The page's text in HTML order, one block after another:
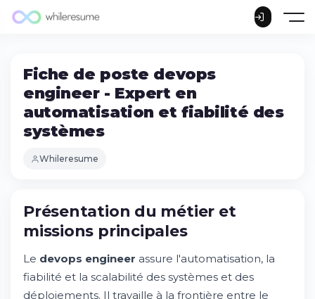
Fiche de poste devops
engineer - Expert en
automatisation et fiabilité des
systèmes
Whileresume
Présentation du métier et
missions principales
Le devops engineer assure l'automatisation, la
fiabilité et la scalabilité des systèmes et des
déploiements. Il travaille à la frontière entre le